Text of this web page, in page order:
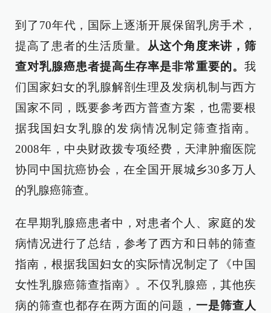
到了70年代，国际上逐渐开展保留乳房手术，
提高了患者的生活质量。 从这个角度来讲，筛
查对乳腺癌患者提高生存率是非常重要的。 我
们国家妇女的乳腺解剖生理及发病机制与西方
国家不同，既要参考西方普查方案，也需要根
据我国妇女乳腺的发病情况制定筛查指南。
2008年，中央财政拨专项经费，天津肿瘤医院
协同中国抗癌协会，在全国开展城乡30多万人
的乳腺癌筛查。
在早期乳腺癌患者中，对患者个人、家庭的发
病情况进行了总结，参考了西方和日韩的筛查
指南，根据我国妇女的实际情况制定了《中国
女性乳腺癌筛查指南》。不仅乳腺癌，其他疾
病的筛查也都存在两方面的问题，一是筛查人